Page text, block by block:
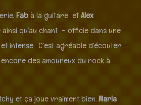
Fabà la guitare etAlex
qu’au chant – officie dans une
intense. C’est agréable d’écouter
des amoureux du rock à
et ça joue vraiment bien.Marla